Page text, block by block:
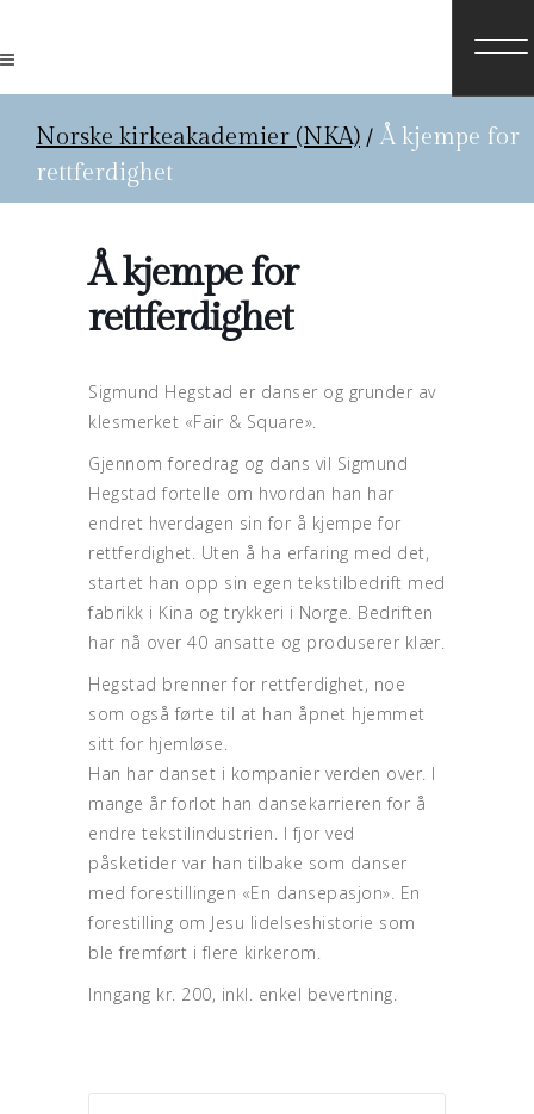
Norske kirkeakademier (NKA) /Å kjempe for
rettferdighet
Å kjempe for
rettferdighet
Sigmund Hegstad er danser og grunder av
klesmerket «Fair & Square».
Gjennom foredrag og dans vil Sigmund
Hegstad fortelle om hvordan han har
endret hverdagen sin for å kjempe for
rettferdighet. Uten å ha erfaring med det,
startet han opp sin egen tekstilbedrift med
fabrikk i Kina og trykkeri i Norge. Bedriften
har nå over 40 ansatte og produserer klær.
Hegstad brenner for rettferdighet, noe
som også førte til at han åpnet hjemmet
sitt for hjemløse.
Han har danset i kompanier verden over. I
mange år forlot han dansekarrieren for å
endre tekstilindustrien. I fjor ved
påsketider var han tilbake som danser
med forestillingen «En dansepasjon». En
forestilling om Jesu lidelseshistorie som
ble fremført i flere kirkerom.
Inngang kr. 200, inkl. enkel bevertning.